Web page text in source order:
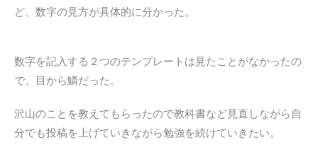
ど、数字の見方が具体的に分かった。
数字を記入する２つのテンプレートは見たことがなかったの
で、目から鱗だった。
沢山のことを教えてもらったので教科書など見直しながら自
分でも投稿を上げていきながら勉強を続けていきたい。